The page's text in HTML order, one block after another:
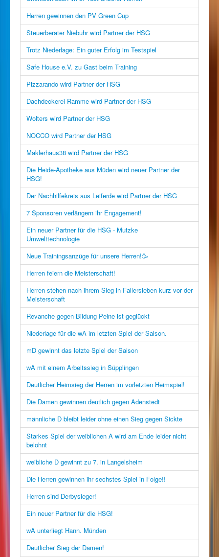
Herren gewinnen den PV Green Cup
Steuerberater Niebuhr wird Partner der HSG
Trotz Niederlage: Ein guter Erfolg im Testspiel
Safe House e.V. zu Gast beim Training
Pizzarando wird Partner der HSG
Dachdeckerei Ramme wird Partner der HSG
Wolters wird Partner der HSG
NOCCO wird Partner der HSG
Maklerhaus38 wird Partner der HSG
Die Heide-Apotheke aus Müden wird neuer Partner der
HSG!
Der Nachhilfekreis aus Leiferde wird Partner der HSG
7 Sponsoren verlängern ihr Engagement!
Ein neuer Partner für die HSG - Mutzke
Umwelttechnologie
Neue Trainingsanzüge für unsere Herren!🥳
Herren feiern die Meisterschaft!
Herren stehen nach ihrem Sieg in Fallersleben kurz vor der
Meisterschaft
Revanche gegen Bildung Peine ist geglückt
Niederlage für die wA im letzten Spiel der Saison.
mD gewinnt das letzte Spiel der Saison
wA mit einem Arbeitssieg in Süpplingen
Deutlicher Heimsieg der Herren im vorletzten Heimspiel!
Die Damen gewinnen deutlich gegen Adenstedt
männliche D bleibt leider ohne einen Sieg gegen Sickte
Starkes Spiel der weiblichen A wird am Ende leider nicht
belohnt
weibliche D gewinnt zu 7. in Langelsheim
Die Herren gewinnen ihr sechstes Spiel in Folge!!
Herren sind Derbysieger!
Ein neuer Partner für die HSG!
wA unterliegt Hann. Münden
Deutlicher Sieg der Damen!